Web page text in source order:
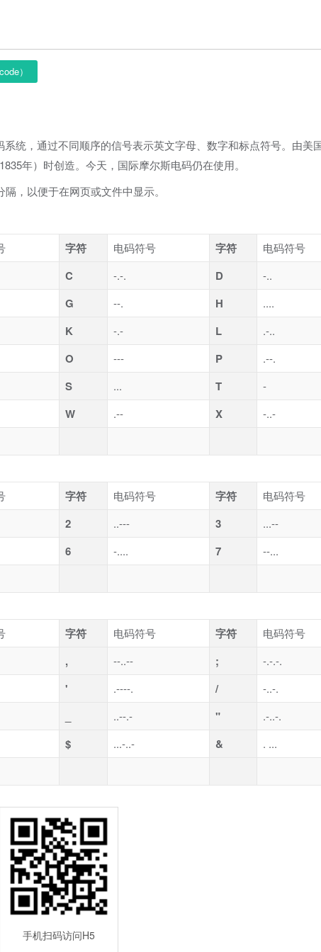
）
统，通过不同顺序的信号表示英文字母、数字和标点符号。由美
年）时创造。今天，国际摩尔斯电码仍在使用。
，以便于在网页或文件中显示。
字符 电码符号 字符 电码符号
C -.-. D -..
G --. H ....
K -.- L .-..
O --- P .--.
S ... T -
W .-- X -..-
字符 电码符号 字符 电码符号
2 ..--- 3 ...--
6 -.... 7 --...
字符 电码符号 字符 电码符号
, --..-- ; -.-.-.
' .----. / -..-.
..--.- " .-..-.
$ ...-..- & . ...
手机扫码访问H5